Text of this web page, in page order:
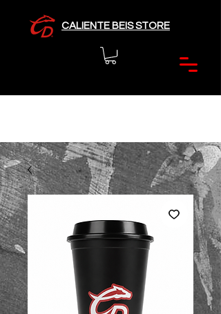
CALIENTE BEIS STORE